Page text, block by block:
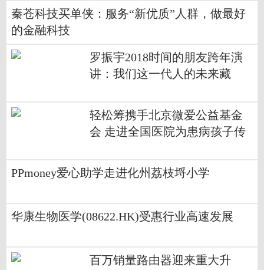
秦苍科技买单侠：服务“新优质”人群，做最好
的金融科技
罗振宇2018时间的朋友跨年演
讲：我们这一代人的未来藏
轻松筹携手北京微爱公益基金
会 走进全国医院为患病孩子传
PPmoney爱心助学走进化州荔枝埒小学
华康生物医学(08622.HK)受惠行业高速发展
百万销量路由器迎来重大升